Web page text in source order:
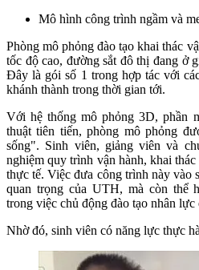
Mô hình công trình ngầm và
Phòng mô phỏng đào tạo khai thác
tốc độ cao, đường sắt đô thị đang ở
Đây là gói số 1 trong hợp tác với
khánh thành trong thời gian tới.
Với hệ thống mô phỏng 3D, phần
thuật tiên tiến, phòng mô phỏng
sống". Sinh viên, giảng viên và
nghiệm quy trình vận hành, khai
thực tế. Việc đưa công trình này vào
quan trọng của UTH, mà còn thể
trong việc chủ động đào tạo nhân lực
Nhờ đó, sinh viên có năng lực thực